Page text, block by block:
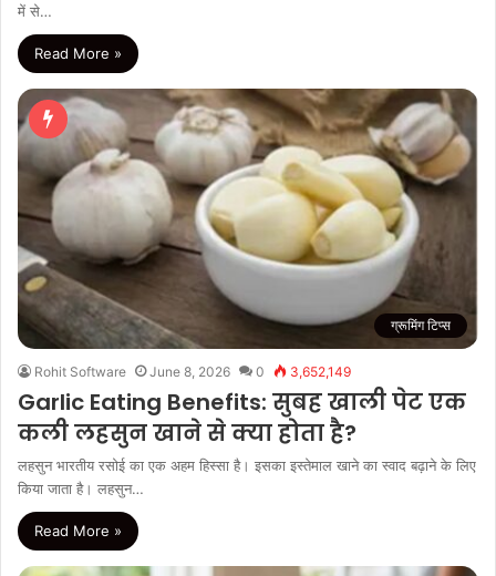
में से…
Read More »
ग्रूमिंग टिप्स
Rohit Software June 8, 2026 0 3,652,149
Garlic Eating Benefits: सुबह खाली पेट एक
कली लहसुन खाने से क्या होता है?
लहसुन भारतीय रसोई का एक अहम हिस्सा है। इसका इस्तेमाल खाने का स्वाद बढ़ाने के लिए
किया जाता है। लहसुन…
Read More »